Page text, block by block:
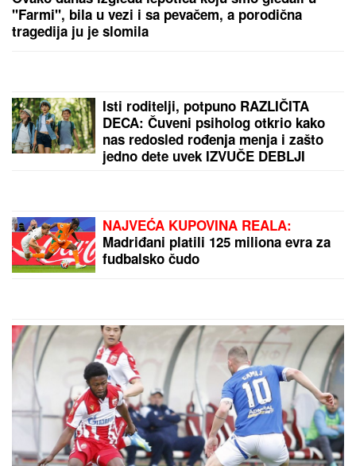
SKRIVENI BISER:Srednjovekovni evropski grad za
pešačenje koji nije pun turista